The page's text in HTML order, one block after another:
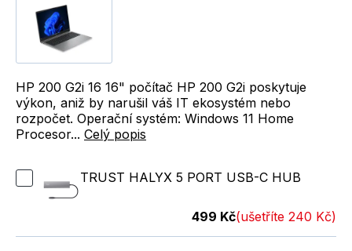
HP 200 G2i 16 16" počítač HP 200 G2i poskytuje
výkon, aniž by narušil váš IT ekosystém nebo
rozpočet. Operační systém: Windows 11 Home
Procesor... Celý popis
TRUST HALYX 5 PORT USB-C HUB
499 Kč(ušetříte 240 Kč)